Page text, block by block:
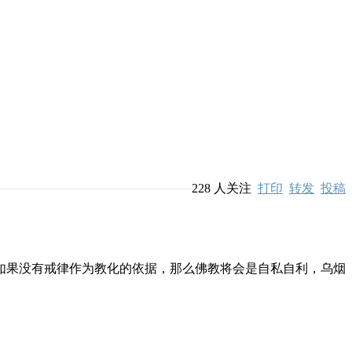
228人关注 打印 转发 投稿
没有戒律作为教化的依据，那么佛教将会是自私自利，乌烟